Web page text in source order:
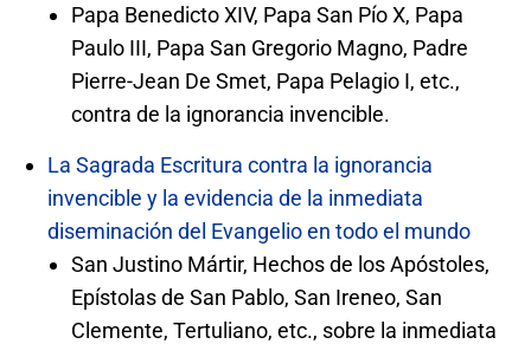
Papa Benedicto XIV, Papa San Pío X, Papa
Paulo III, Papa San Gregorio Magno, Padre
Pierre-Jean De Smet, Papa Pelagio I, etc.,
contra de la ignorancia invencible.
La Sagrada Escritura contra la ignorancia
invencible y la evidencia de la inmediata
diseminación del Evangelio en todo el mundo
San Justino Mártir, Hechos de los Apóstoles,
Epístolas de San Pablo, San Ireneo, San
Clemente, Tertuliano, etc., sobre la inmediata